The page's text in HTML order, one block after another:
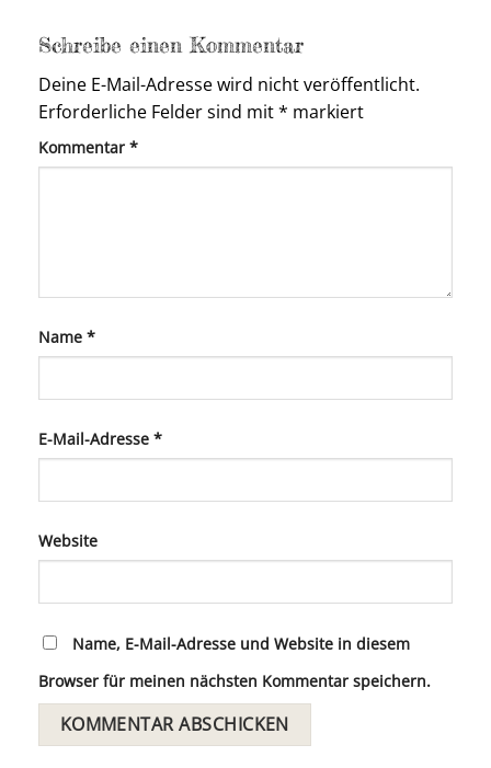
Schreibe einen Kommentar
Deine E-Mail-Adresse wird nicht veröffentlicht.
Erforderliche Felder sind mit* markiert
Kommentar *
Name *
E-Mail-Adresse *
Website
Name, E-Mail-Adresse und Website in diesem
Browser für meinen nächsten Kommentar speichern.